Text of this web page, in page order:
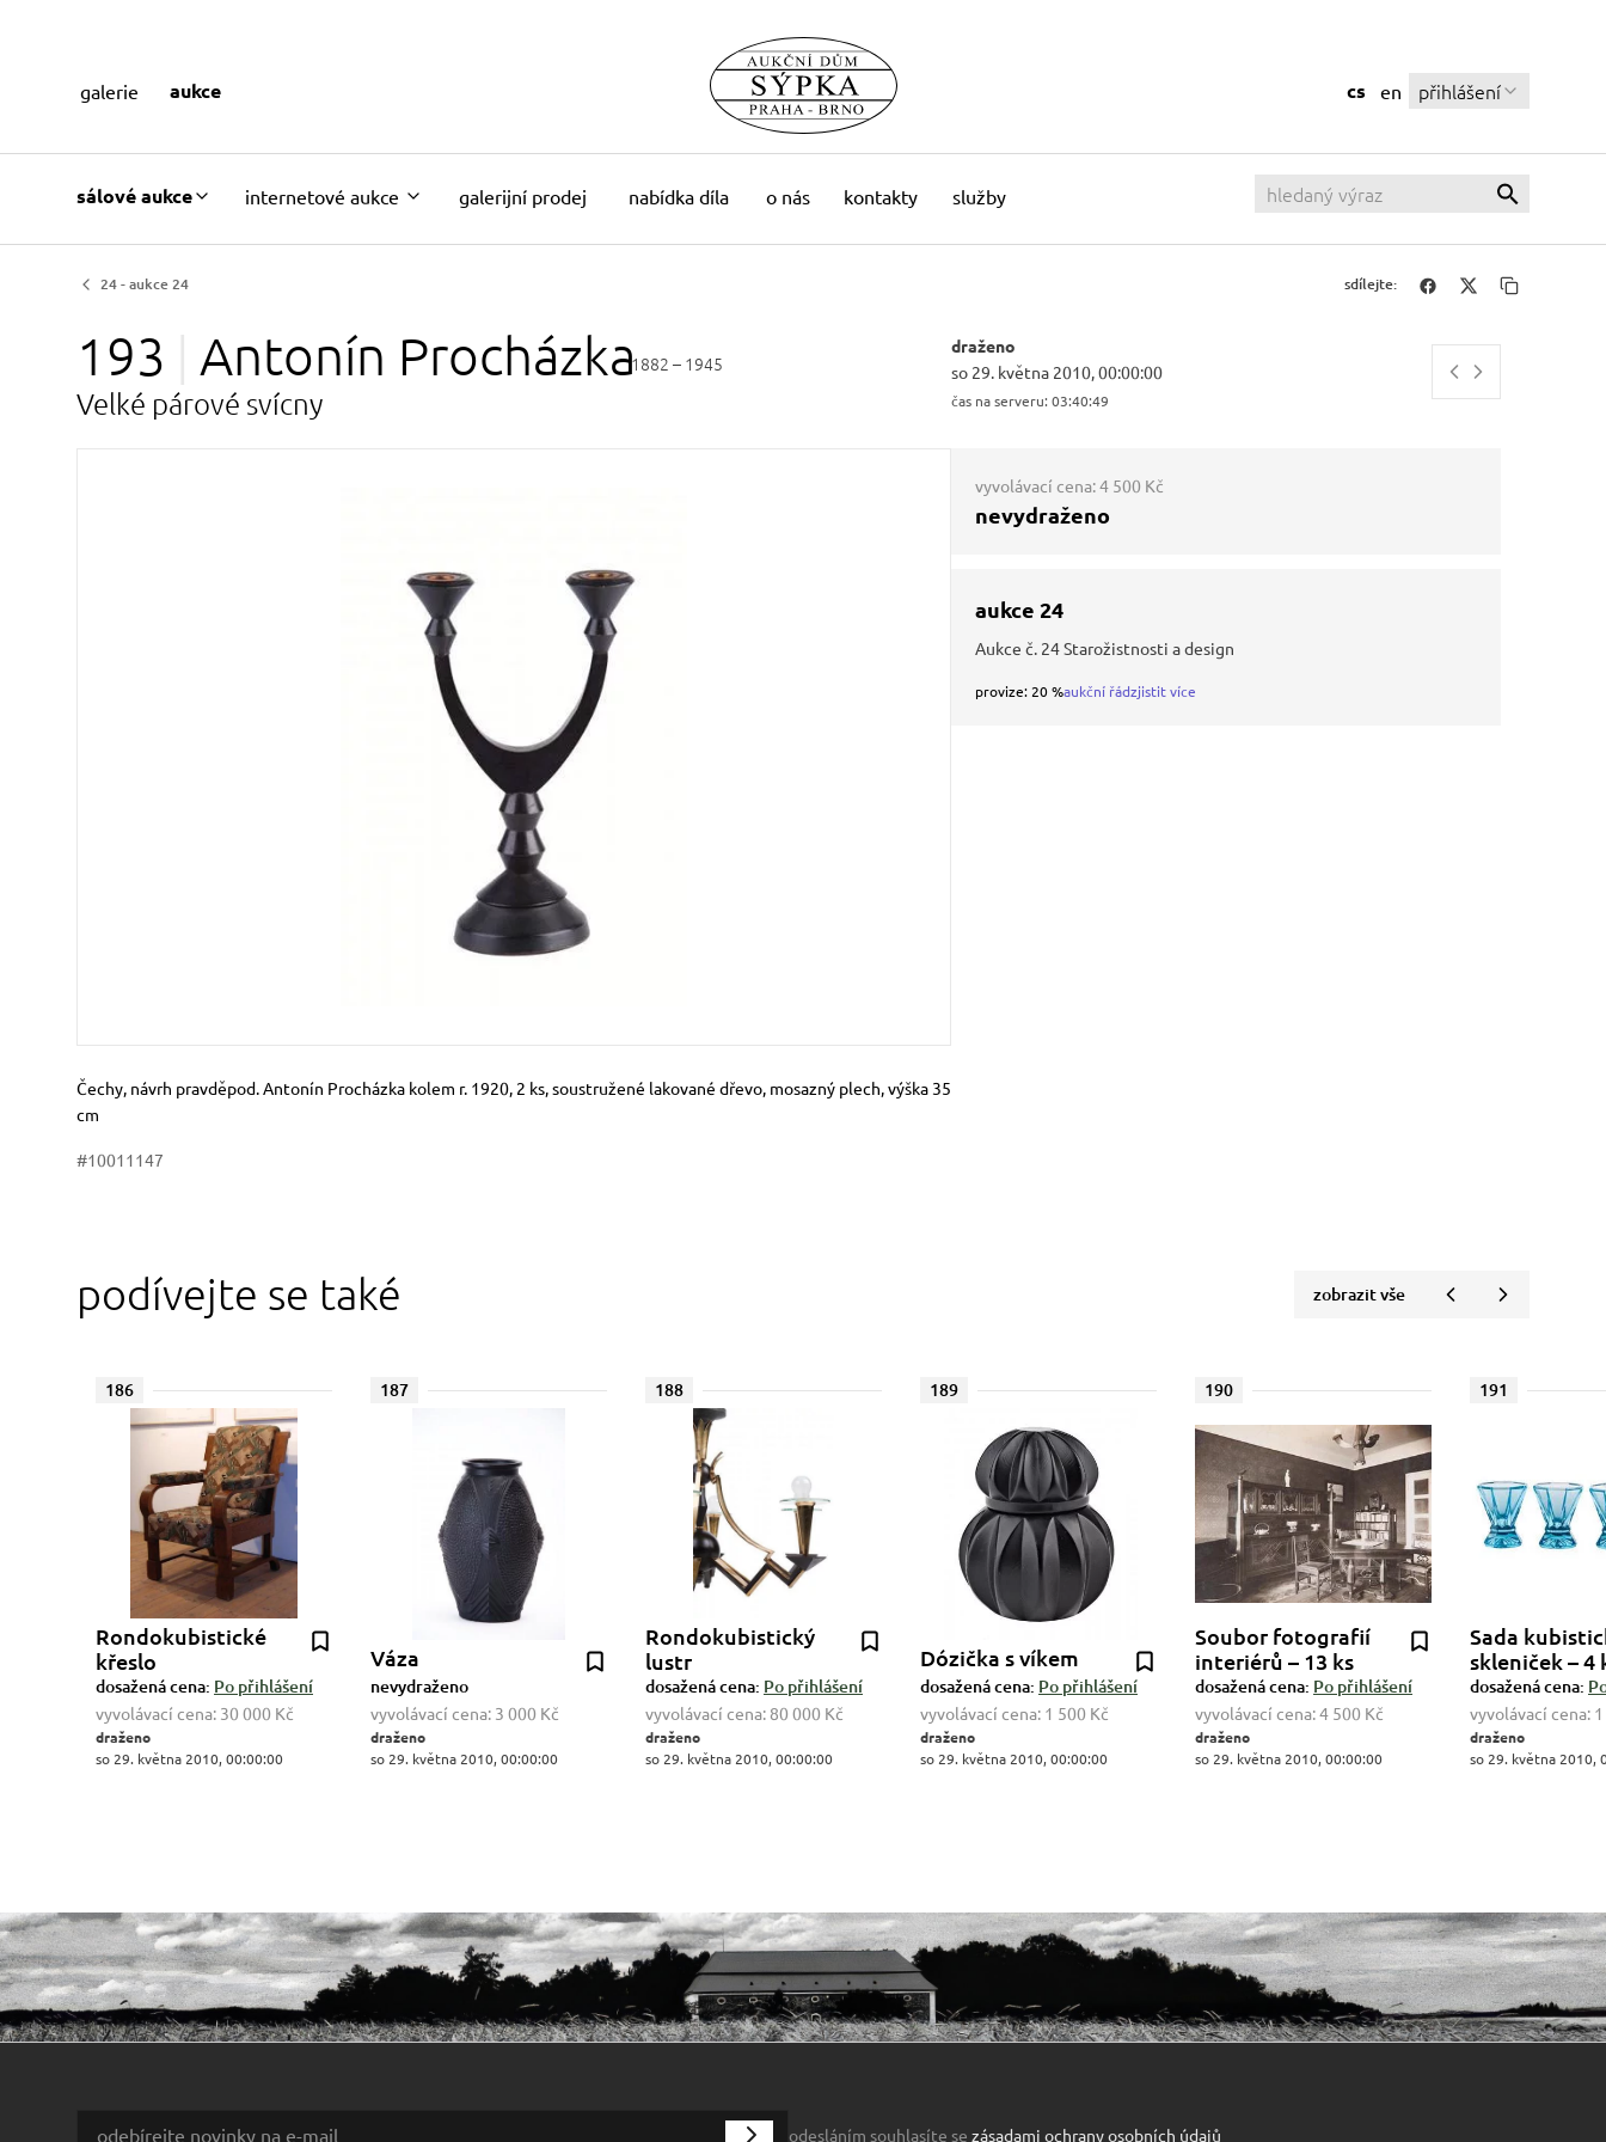
sálové aukce internetové aukce galerijní prodej nabídka díla o nás kontakty služby
cs en přihlášení
galerie aukce
24 - aukce 24 sdílejte:
193 Antonín Procházka1882 – 1945
Velké párové svícny
draženo
so 29. května 2010, 00:00:00
čas na serveru: 03:40:50
Rozměry
Stručný popis předmětu
Čechy, návrh pravděpod. Antonín Procházka kolem r. 1920, 2 ks, soustružené lakované dřevo, mosazný plech, výška 35
cm
#10011147
vyvolávací cena:4 500 Kč
nevydraženo
aukce 24
Aukce č. 24 Starožistnosti a design
provize: 20 %aukční řádzjistit více
podívejte se také zobrazit vše
186
Rondokubistické
křeslo
dosažená cena: Po přihlášení
vyvolávací cena: 30 000 Kč
draženo
so 29. května 2010, 00:00:00
187
Váza
nevydraženo
vyvolávací cena: 3 000 Kč
draženo
so 29. května 2010, 00:00:00
188
Rondokubistický
lustr
dosažená cena: Po přihlášení
vyvolávací cena: 80 000 Kč
draženo
so 29. května 2010, 00:00:00
189
Dózička s víkem
dosažená cena: Po přihlášení
vyvolávací cena: 1 500 Kč
draženo
so 29. května 2010, 00:00:00
190
Soubor fotografií
interiérů – 13 ks
dosažená cena: Po přihlášení
vyvolávací cena:4 500 Kč
draženo
so 29. května 2010, 00:00:00
191
Sada
skleniček – 4
dosažená cena:
vyvolávací cena:
draženo
so 29. května 2010,
odesláním souhlasíte se zásadami ochrany osobních údajů